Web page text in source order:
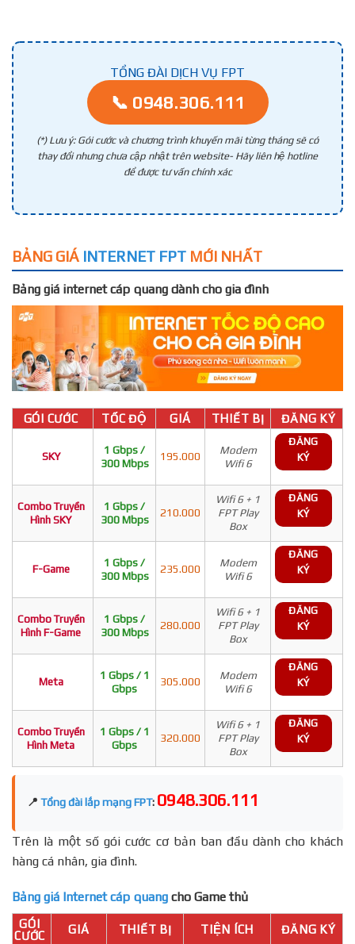
TỔNG ĐÀI DỊCH VỤ FPT
📞 0948.306.111
(*) Lưu ý: Gói cước và chương trình khuyến mãi từng tháng sẽ có
thay đổi nhưng chưa cập nhật trên website- Hãy liên hệ hotline
để được tư vấn chính xác
BẢNG GIÁ INTERNET FPT MỚI NHẤT
Bảng giá internet cáp quang dành cho gia đình
GÓI CƯỚC TỐC ĐỘ GIÁ THIẾT BỊ ĐĂNG KÝ
SKY
1 Gbps /
300 Mbps
195.000
Modem
Wifi 6
ĐĂNG
KÝ
Combo Truyền
Hình SKY
1 Gbps /
300 Mbps
210.000
Wifi 6 + 1
FPT Play
Box
ĐĂNG
KÝ
F-Game
1 Gbps /
300 Mbps
235.000
Modem
Wifi 6
ĐĂNG
KÝ
Combo Truyền
Hình F-Game
1 Gbps /
300 Mbps
280.000
Wifi 6 + 1
FPT Play
Box
ĐĂNG
KÝ
Meta
1 Gbps / 1
Gbps
305.000
Modem
Wifi 6
ĐĂNG
KÝ
Combo Truyền
Hình Meta
1 Gbps / 1
Gbps
320.000
Wifi 6 + 1
FPT Play
Box
ĐĂNG
KÝ
📍 Tổng đài lắp mạng FPT: 0948.306.111
Trên là một số gói cước cơ bản ban đầu dành cho khách
hàng cá nhân, gia đình.
Bảng giá Internet cáp quang cho Game thủ
GÓI
CƯỚC
GIÁ THIẾT BỊ TIỆN ÍCH ĐĂNG KÝ